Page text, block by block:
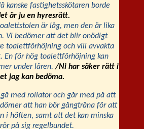
kanske fastighetsskötaren borde
är ju en hyresrätt.
är låg, men den är lika
Vi bedömer att det blir onödigt
toalettförhöjning och vill avvakta
En för hög toalettförhöjning kan
under låren./Ni har säker rätt i
jag kan bedöma.
med rollator och går med på att
att han bör gångträna för att
i höften, samt att det kan minska
på sig regelbundet.